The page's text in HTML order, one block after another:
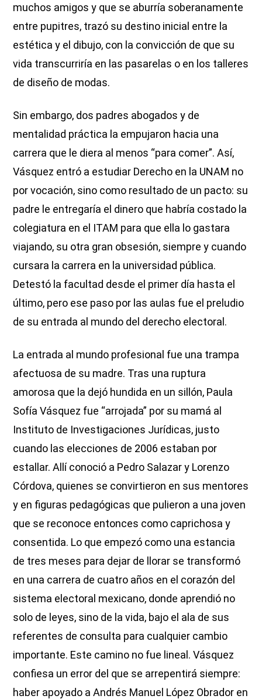
muchos amigos y que se aburría soberanamente
entre pupitres, trazó su destino inicial entre la
estética y el dibujo, con la convicción de que su
vida transcurriría en las pasarelas o en los talleres
de diseño de modas.
Sin embargo, dos padres abogados y de
mentalidad práctica la empujaron hacia una
carrera que le diera al menos “para comer”. Así,
Vásquez entró a estudiar Derecho en la UNAM no
por vocación, sino como resultado de un pacto: su
padre le entregaría el dinero que habría costado la
colegiatura en el ITAM para que ella lo gastara
viajando, su otra gran obsesión, siempre y cuando
cursara la carrera en la universidad pública.
Detestó la facultad desde el primer día hasta el
último, pero ese paso por las aulas fue el preludio
de su entrada al mundo del derecho electoral.
La entrada al mundo profesional fue una trampa
afectuosa de su madre. Tras una ruptura
amorosa que la dejó hundida en un sillón, Paula
Sofía Vásquez fue “arrojada” por su mamá al
Instituto de Investigaciones Jurídicas, justo
cuando las elecciones de 2006 estaban por
estallar. Allí conoció a Pedro Salazar y Lorenzo
Córdova, quienes se convirtieron en sus mentores
y en figuras pedagógicas que pulieron a una joven
que se reconoce entonces como caprichosa y
consentida. Lo que empezó como una estancia
de tres meses para dejar de llorar se transformó
en una carrera de cuatro años en el corazón del
sistema electoral mexicano, donde aprendió no
solo de leyes, sino de la vida, bajo el ala de sus
referentes de consulta para cualquier cambio
importante. Este camino no fue lineal. Vásquez
confiesa un error del que se arrepentirá siempre:
haber apoyado a Andrés Manuel López Obrador en